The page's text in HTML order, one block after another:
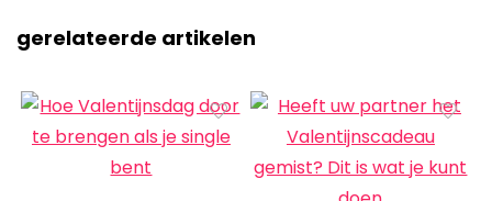
gerelateerde artikelen